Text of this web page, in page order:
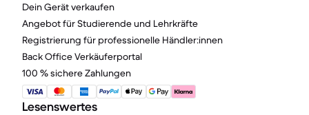
Dein Gerät verkaufen
Angebot für Studierende und Lehrkräfte
Registrierung für professionelle Händler:innen
Back Office Verkäuferportal
100 % sichere Zahlungen
Lesenswertes